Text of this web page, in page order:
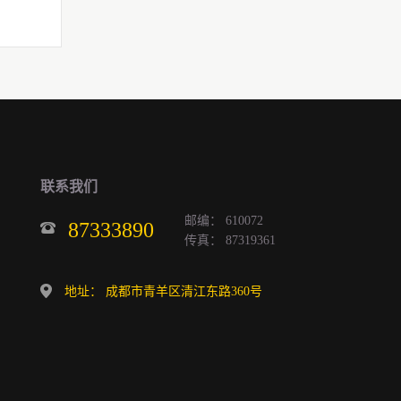
联系我们
87333890
邮编： 610072
传真： 87319361
地址： 成都市青羊区清江东路360号